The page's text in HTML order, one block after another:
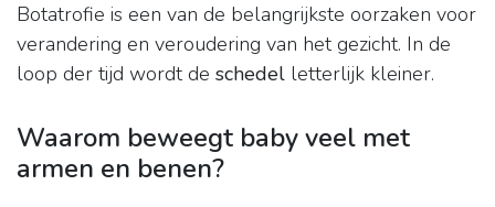
Botatrofie is een van de belangrijkste oorzaken voor
verandering en veroudering van het gezicht. In de
loop der tijd wordt de schedel letterlijk kleiner.
Waarom beweegt baby veel met
armen en benen?